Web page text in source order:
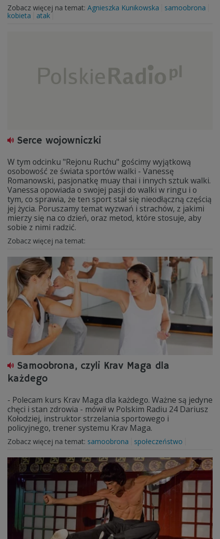
Zobacz więcej na temat: Agnieszka Kunikowska
samoobrona
kobieta
atak
Serce wojowniczki
W tym odcinku "Rejonu Ruchu" gościmy wyjątkową
osobowość ze świata sportów walki - Vanessę
Romanowski, pasjonatkę muay thai i innych sztuk walki.
Vanessa opowiada o swojej pasji do walki w ringu i o
tym, co sprawia, że ten sport stał się nieodłączną częścią
jej życia. Poruszamy temat wyzwań i strachów, z jakimi
mierzy się na co dzień, oraz metod, które stosuje, aby
sobie z nimi radzić.
Zobacz więcej na temat:
Samoobrona, czyli Krav Maga dla
każdego
- Polecam kurs Krav Maga dla każdego. Ważne są jedyne
chęci i stan zdrowia - mówił w Polskim Radiu 24 Dariusz
Kołodziej, instruktor strzelania sportowego i
policyjnego, trener systemu Krav Maga.
Zobacz więcej na temat: samoobrona społeczeństwo